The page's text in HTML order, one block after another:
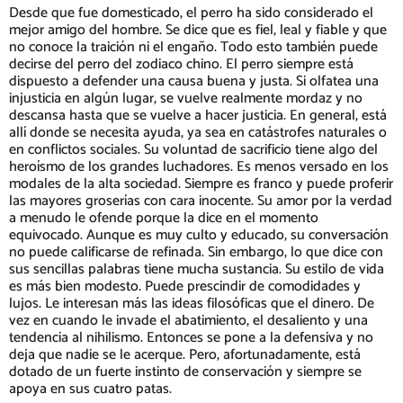
Desde que fue domesticado, el perro ha sido considerado el
mejor amigo del hombre. Se dice que es fiel, leal y fiable y que
no conoce la traición ni el engaño. Todo esto también puede
decirse del perro del zodiaco chino. El perro siempre está
dispuesto a defender una causa buena y justa. Si olfatea una
injusticia en algún lugar, se vuelve realmente mordaz y no
descansa hasta que se vuelve a hacer justicia. En general, está
allí donde se necesita ayuda, ya sea en catástrofes naturales o
en conflictos sociales. Su voluntad de sacrificio tiene algo del
heroísmo de los grandes luchadores. Es menos versado en los
modales de la alta sociedad. Siempre es franco y puede proferir
las mayores groserías con cara inocente. Su amor por la verdad
a menudo le ofende porque la dice en el momento
equivocado. Aunque es muy culto y educado, su conversación
no puede calificarse de refinada. Sin embargo, lo que dice con
sus sencillas palabras tiene mucha sustancia. Su estilo de vida
es más bien modesto. Puede prescindir de comodidades y
lujos. Le interesan más las ideas filosóficas que el dinero. De
vez en cuando le invade el abatimiento, el desaliento y una
tendencia al nihilismo. Entonces se pone a la defensiva y no
deja que nadie se le acerque. Pero, afortunadamente, está
dotado de un fuerte instinto de conservación y siempre se
apoya en sus cuatro patas.